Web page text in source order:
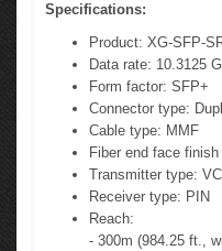
Specifications:
Product: XG-SFP-
Data rate: 10.3125
Form factor: SFP+
Connector type:
Cable type: MMF
Fiber end face
Transmitter type:
Receiver type: PIN
Reach:
- 300m (984.25 ft.,